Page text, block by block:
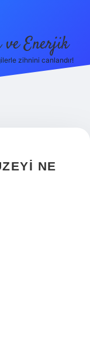
ve Enerjik
zihnini canlandır!
NE